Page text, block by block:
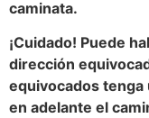
caminata.
¡Cuidado! Puede
dirección
equivocados tenga
en adelante el